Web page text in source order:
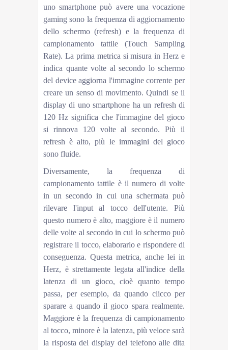
uno smartphone può avere una vocazione
gaming sono la frequenza di aggiornamento
dello schermo (refresh) e la frequenza di
campionamento tattile (Touch Sampling
Rate). La prima metrica si misura in Herz e
indica quante volte al secondo lo schermo
del device aggiorna l'immagine corrente per
creare un senso di movimento. Quindi se il
display di uno smartphone ha un refresh di
120 Hz significa che l'immagine del gioco
si rinnova 120 volte al secondo. Più il
refresh è alto, più le immagini del gioco
sono fluide.
Diversamente, la frequenza di
campionamento tattile è il numero di volte
in un secondo in cui una schermata può
rilevare l'input al tocco dell'utente. Più
questo numero è alto, maggiore è il numero
delle volte al secondo in cui lo schermo può
registrare il tocco, elaborarlo e rispondere di
conseguenza. Questa metrica, anche lei in
Herz, è strettamente legata all'indice della
latenza di un gioco, cioè quanto tempo
passa, per esempio, da quando clicco per
sparare a quando il gioco spara realmente.
Maggiore è la frequenza di campionamento
al tocco, minore è la latenza, più veloce sarà
la risposta del display del telefono alle dita